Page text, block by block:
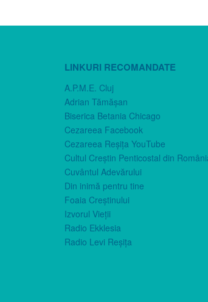
LINKURI RECOMANDATE
A.P.M.E. Cluj
Adrian Tămăşan
Biserica Betania Chicago
Cezareea Facebook
Cezareea Reşiţa YouTube
Cultul Creştin Penticostal din
Cuvântul Adevărului
Din inimă pentru tine
Foaia Creştinului
Izvorul Vieţii
Radio Ekklesia
Radio Levi Reşiţa